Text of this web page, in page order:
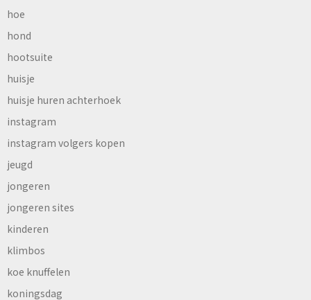
hoe
hond
hootsuite
huisje
huisje huren achterhoek
instagram
instagram volgers kopen
jeugd
jongeren
jongeren sites
kinderen
klimbos
koe knuffelen
koningsdag